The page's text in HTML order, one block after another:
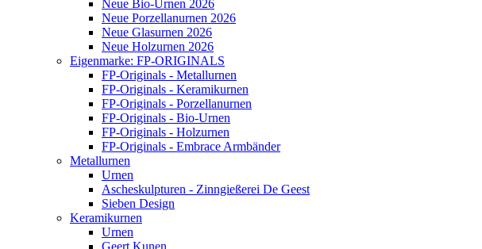
Neue Bio-Urnen 2026
Neue Porzellanurnen 2026
Neue Glasurnen 2026
Neue Holzurnen 2026
Eigenmarke: FP-ORIGINALS
FP-Originals - Metallurnen
FP-Originals - Keramikurnen
FP-Originals - Porzellanurnen
FP-Originals - Bio-Urnen
FP-Originals - Holzurnen
FP-Originals - Embrace Armbänder
Metallurnen
Urnen
Ascheskulpturen - Zinngießerei De Geest
Sieben Design
Keramikurnen
Urnen
Geert Kunen